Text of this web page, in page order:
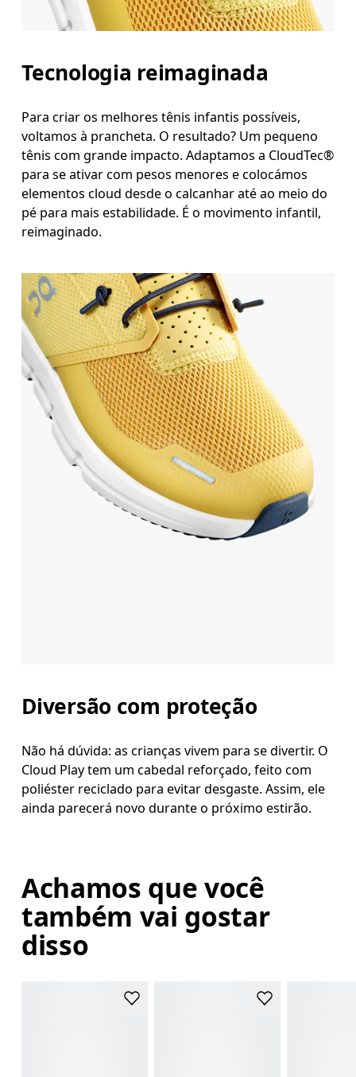
Tecnologia reimaginada
Para criar os melhores tênis infantis possíveis,
voltamos à prancheta. O resultado? Um pequeno
tênis com grande impacto. Adaptamos a CloudTec®
para se ativar com pesos menores e colocámos
elementos cloud desde o calcanhar até ao meio do
pé para mais estabilidade. É o movimento infantil,
reimaginado.
Diversão com proteção
Não há dúvida: as crianças vivem para se divertir. O
Cloud Play tem um cabedal reforçado, feito com
poliéster reciclado para evitar desgaste. Assim, ele
ainda parecerá novo durante o próximo estirão.
Achamos que você
também vai gostar
disso